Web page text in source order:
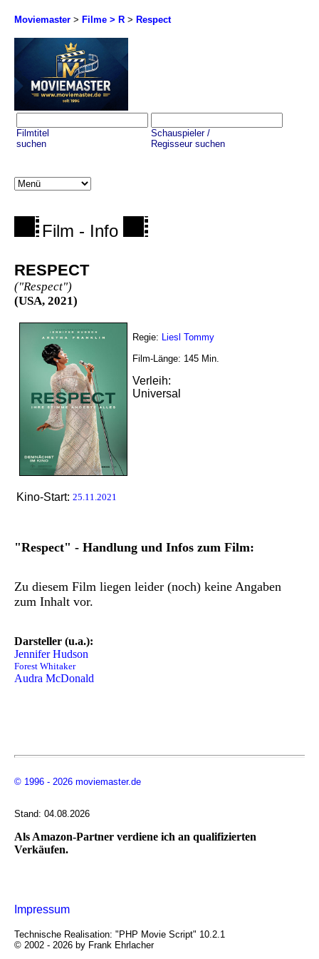
Moviemaster > Filme > R > Respect
Filmtitel
suchen
Schauspieler /
Regisseur suchen
Film - Info
RESPECT
("Respect")
(USA, 2021)
Regie: Liesl Tommy
Film-Länge: 145 Min.
Verleih:
Universal
Kino-Start: 25.11.2021
"Respect" - Handlung und Infos zum Film:
Zu diesem Film liegen leider (noch) keine Angaben
zum Inhalt vor.
Darsteller (u.a.):
Jennifer Hudson
Forest Whitaker
Audra McDonald
© 1996 - 2026 moviemaster.de
Stand: 04.08.2026
Als Amazon-Partner verdiene ich an qualifizierten
Verkäufen.
Impressum
Technische Realisation: "PHP Movie Script" 10.2.1
© 2002 - 2026 by Frank Ehrlacher